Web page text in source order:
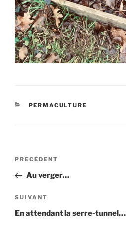
CATÉGORIES
PERMACULTURE
Navigation
l’article
Article
précédent
PRÉCÉDENT
Au verger…
Article
suivant
SUIVANT
En attendant la serre-tunnel…